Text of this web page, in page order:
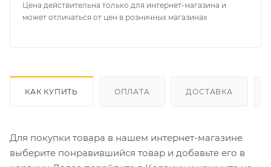
Цена действительна только для интернет-магазина и
может отличаться от цен в розничных магазинах
КАК КУПИТЬ ОПЛАТА ДОСТАВКА
Для покупки товара в нашем интернет-магазине
выберите понравившийся товар и добавьте его в